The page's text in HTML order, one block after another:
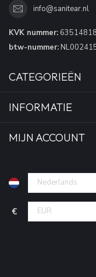
info@sanitear.nl
KVK nummer: 63514818
btw-nummer:
CATEGORIEËN
INFORMATIE
MIJN ACCOUNT
€